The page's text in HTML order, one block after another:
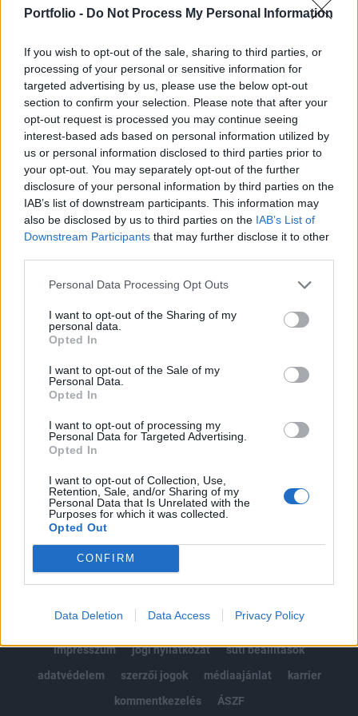
Portfolio - Do Not Process My Personal Information
If you wish to opt-out of the sale, sharing to third parties, or
processing of your personal or sensitive information for
targeted advertising by us, please use the below opt-out
section to confirm your selection. Please note that after your
opt-out request is processed you may continue seeing
interest-based ads based on personal information utilized by
us or personal information disclosed to third parties prior to
your opt-out. You may separately opt-out of the further
disclosure of your personal information by third parties on the
IAB’s list of downstream participants. This information may
also be disclosed by us to third parties on the IAB’s List of
Downstream Participants that may further disclose it to other
Personal Data Processing Opt Outs
I want to opt-out of the Sharing of my
personal data.
Opted In
I want to opt-out of the Sale of my
Personal Data.
Opted In
I want to opt-out of processing my
Personal Data for Targeted Advertising.
Opted In
I want to opt-out of Collection, Use,
Retention, Sale, and/or Sharing of my
Personal Data that Is Unrelated with the
Purposes for which it was collected.
Opted Out
CONFIRM
Data Deletion Data Access Privacy Policy
áramra - számol be a Reuters.
Közel egyhetes tárgyalássorozatot követően a német
szövetségi kormány kompromisszumra jutott a
napenergia-támogatások megvágása ügyében. Ennek
értelmében, Németországban 52 beépített napelem-
kapacitást követően már nem jár majd ártámogatás a
termelőknek. A megállapodás rendelkezik arról is, hogy
érvényben marad az áprilisiban meghirdetett 20-30%-os
tarifavágás....
KEDVES OLVASÓNK!
tartozik, melynek olvasása előfizetéses
regisztrációhoz kötött.
Az előfizetés a következőket tartalmazza:
Kötéslisták: BÉT elmúlt 2 év napon belüli
kötéslistái
Előfizetés
MÁR ELŐFIZETŐNK VAGY?BEJELENTKEZÉS
impresszum
jogi nyilatkozat
süti beállítások
adatvédelem
szerzői jogok médiaajánlat
karrier
kommentkezelés
ÁSZF